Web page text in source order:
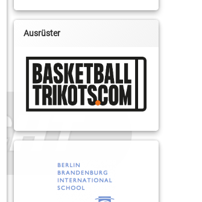
Ausrüster